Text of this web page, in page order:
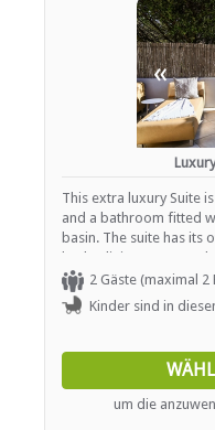
Bar (voll lizenziert)
Kostenloser Tee /
Restaurant /
INTERNET
«
This extra luxury Suite
and a bathroom fitted
basin. The suite has its
beds, dining area,
extra relaxing space
winter and Air
décor totally relaxing.
2 Gäste (maximal 2
Kinder sind in
um die